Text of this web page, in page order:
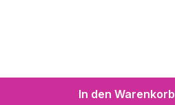
In den Warenkorb